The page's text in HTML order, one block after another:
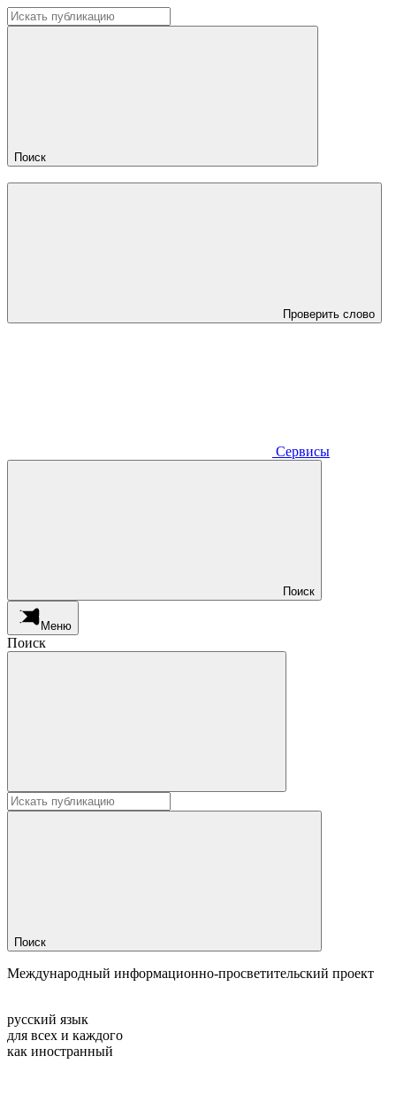
Поиск
Проверить слово
Сервисы
Поиск
Меню
Поиск
Поиск
Международный информационно-просветительский проект
русский язык
для всех и каждого
как иностранный